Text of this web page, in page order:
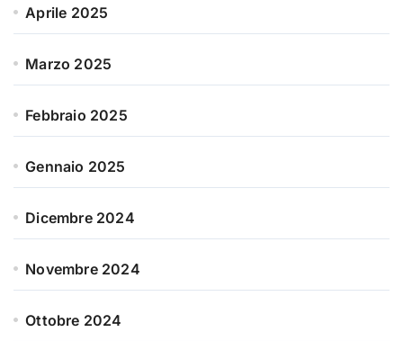
Aprile 2025
Marzo 2025
Febbraio 2025
Gennaio 2025
Dicembre 2024
Novembre 2024
Ottobre 2024